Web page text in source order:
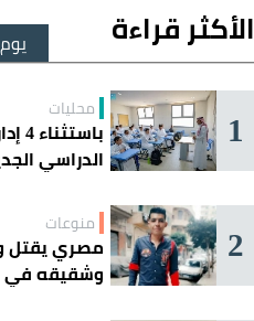
الأكثر قراءة يوم
1 محليات
الدراسي
2 منوعات
مصري يقتل
وشقيقه في